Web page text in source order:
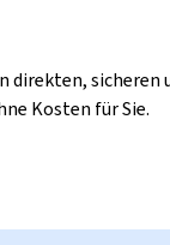
direkten,
Kosten für Sie.